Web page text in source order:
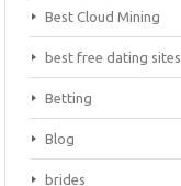
Best Cloud Mining
best free dating sites
Betting
Blog
brides